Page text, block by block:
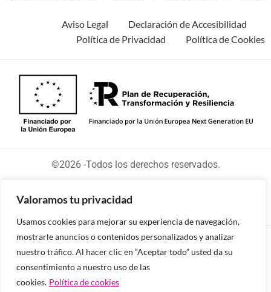
Valoramos tu privacidad
Usamos cookies para mejorar su experiencia de navegación,
mostrarle anuncios o contenidos personalizados y analizar
nuestro tráfico. Al hacer clic en “Aceptar todo” usted da su
consentimiento a nuestro uso de las
cookies. Política de cookies
Aviso Legal
Declaración de Accesibilidad
Política de Privacidad
Política de Cookies
©2026 -Todos los derechos reservados.
Diseñado y desarrollado por tu equipo Imedia
Comunicación